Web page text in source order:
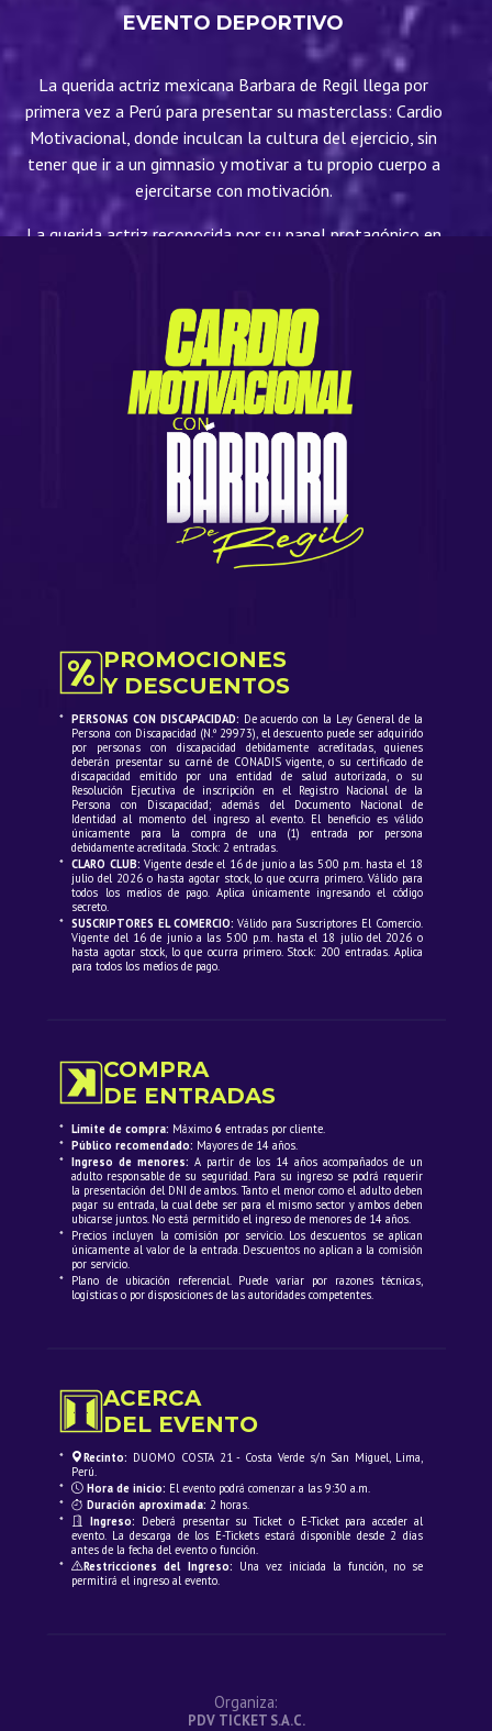
EVENTO DEPORTIVO
La querida actriz mexicana Barbara de Regil llega por
primera vez a Perú para presentar su masterclass: Cardio
Motivacional, donde inculcan la cultura del ejercicio, sin
tener que ir a un gimnasio y motivar a tu propio cuerpo a
ejercitarse con motivación.
La querida actriz reconocida por su papel protagónico en
donde podrás conocerla de cerca y tener una rutina de
cardio importante.
Los esperamos este 18 de Julio en Costa 21 para vivir un
momento inolvidable.
PROMOCIONES
Y DESCUENTOS
* PERSONAS CON DISCAPACIDAD: De acuerdo con la Ley General de la
Persona con Discapacidad (N.º 29973), el descuento puede ser adquirido
por personas con discapacidad debidamente acreditadas, quienes
deberán presentar su carné de CONADIS vigente, o su certificado de
discapacidad emitido por una entidad de salud autorizada, o su
Resolución Ejecutiva de inscripción en el Registro Nacional de la
Persona con Discapacidad; además del Documento Nacional de
Identidad al momento del ingreso al evento. El beneficio es válido
únicamente para la compra de una (1) entrada por persona
debidamente acreditada. Stock: 2 entradas.
* CLARO CLUB: Vigente desde el 16 de junio a las 5:00 p.m. hasta el 18
julio del 2026 o hasta agotar stock, lo que ocurra primero. Válido para
todos los medios de pago. Aplica únicamente ingresando el código
secreto.
* SUSCRIPTORES EL COMERCIO: Válido para Suscriptores El Comercio.
Vigente del 16 de junio a las 5:00 p.m. hasta el 18 julio del 2026 o
hasta agotar stock, lo que ocurra primero. Stock: 200 entradas. Aplica
para todos los medios de pago.
COMPRA
DE ENTRADAS
* Límite de compra: Máximo6 entradas por cliente.
* Público recomendado: Mayores de 14 años.
* Ingreso de menores: A partir de los 14 años acompañados de un
adulto responsable de su seguridad. Para su ingreso se podrá requerir
la presentación del DNI de ambos. Tanto el menor como el adulto deben
pagar su entrada, la cual debe ser para el mismo sector y ambos deben
ubicarse juntos. No está permitido el ingreso de menores de 14 años.
* Precios incluyen la comisión por servicio. Los descuentos se aplican
únicamente al valor de la entrada. Descuentos no aplican a la comisión
por servicio.
* Plano de ubicación referencial. Puede variar por razones técnicas,
logísticas o por disposiciones de las autoridades competentes.
ACERCA
DEL EVENTO
* Recinto: DUOMO COSTA 21 - Costa Verde s/n San Miguel, Lima,
Perú.
*
Hora de inicio: El evento podrá comenzar a las 9:30 a.m.
*
Duración aproximada: 2 horas.
*
Ingreso: Deberá presentar su Ticket o E-Ticket para acceder al
evento. La descarga de los E-Tickets estará disponible desde 2 días
antes de la fecha del evento o función.
*
Restricciones del Ingreso: Una vez iniciada la función, no se
permitirá el ingreso al evento.
Organiza:
PDV TICKET S.A.C.